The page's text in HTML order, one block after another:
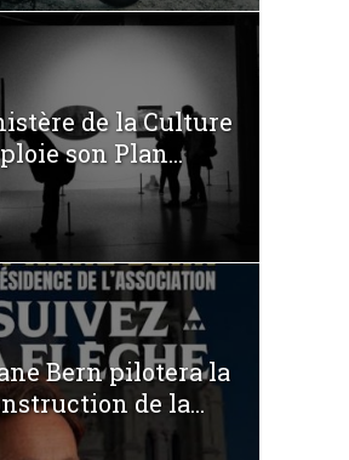
de la Culture
son Plan...
Bern pilotera la
de la...